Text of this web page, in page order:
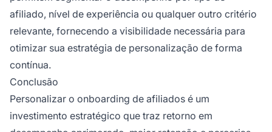
afiliado, nível de experiência ou qualquer outro critério
relevante, fornecendo a visibilidade necessária para
otimizar sua estratégia de personalização de forma
contínua.
Conclusão
Personalizar o onboarding de afiliados é um
investimento estratégico que traz retorno em